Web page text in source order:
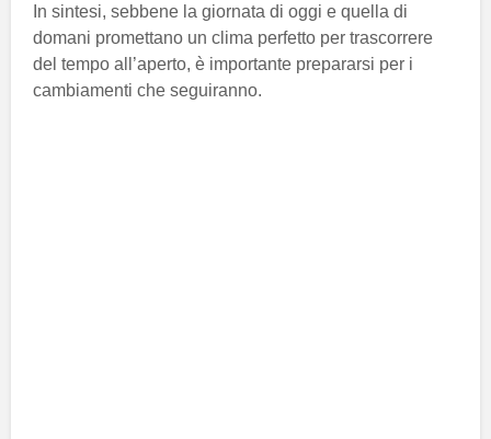
In sintesi, sebbene la giornata di oggi e quella di
domani promettano un clima perfetto per trascorrere
del tempo all’aperto, è importante prepararsi per i
cambiamenti che seguiranno.